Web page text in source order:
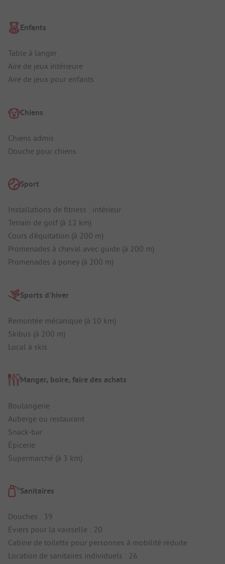
Enfants
Table à langer
Aire de jeux intérieure
Aire de jeux pour enfants
Chiens
Chiens admis
Douche pour chiens
Sport
Installations de fitness : intérieur
Terrain de golf (à 12 km)
Cours d'équitation (à 200 m)
Promenades à cheval avec guide (à 200 m)
Promenades à poney (à 200 m)
Sports d'hiver
Remontée mécanique (à 10 km)
Skibus (à 200 m)
Local à skis
Manger, boire, faire des achats
Boulangerie
Auberge ou restaurant
Snack-bar
Épicerie
Supermarché (à 3 km)
Sanitaires
Douches : 39
Éviers pour la vaisselle : 20
Cabine de toilette pour personnes à mobilité réduite
Location de sanitaires individuels : 26